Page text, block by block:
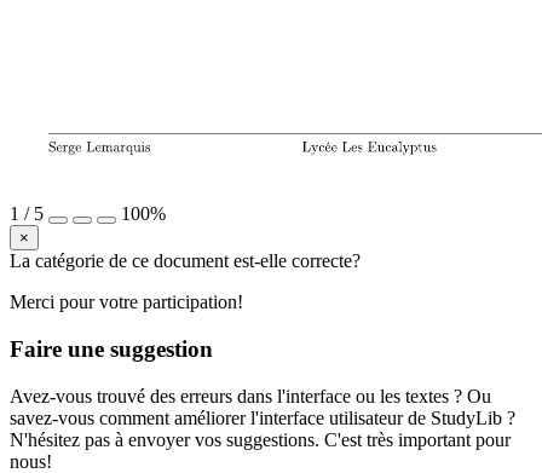
1 / 5 100%
×
La catégorie de ce document est-elle correcte?
Merci pour votre participation!
Faire une suggestion
Avez-vous trouvé des erreurs dans l'interface ou les textes ? Ou
savez-vous comment améliorer l'interface utilisateur de StudyLib ?
N'hésitez pas à envoyer vos suggestions. C'est très important pour
nous!